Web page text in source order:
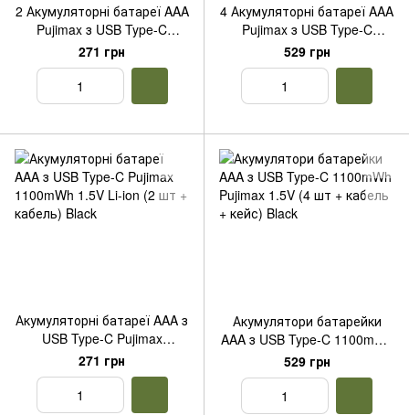
2 Акумуляторні батареї AAA
Pujimax з USB Type-C
733mAh + кабель, Orange
271 грн
4 Акумуляторні батареї AAA
Pujimax з USB Type-C
733mAh + кабель + кейс,
Orange
529 грн
Акумуляторні батареї AAA з
USB Type-C Pujimax
1100mWh 1.5V Li-ion (2 шт +
кабель) Black
271 грн
Акумулятори батарейки
AAA з USB Type-C 1100mWh
Pujimax 1.5V (4 шт + кабель
+ кейс) Black
529 грн